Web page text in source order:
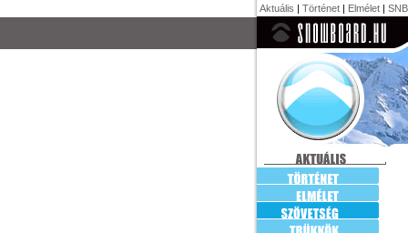
Aktuális | Történet | Elmélet |